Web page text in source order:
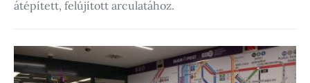
átépített, felújított arculatához.